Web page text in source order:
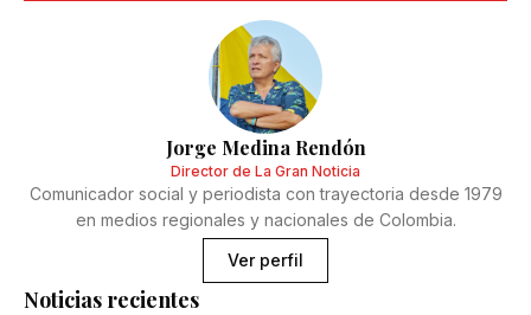
Noticias recientes
Jorge Medina Rendón
Director de La Gran Noticia
Comunicador social y periodista con trayectoria desde 1979
en medios regionales y nacionales de Colombia.
Ver perfil